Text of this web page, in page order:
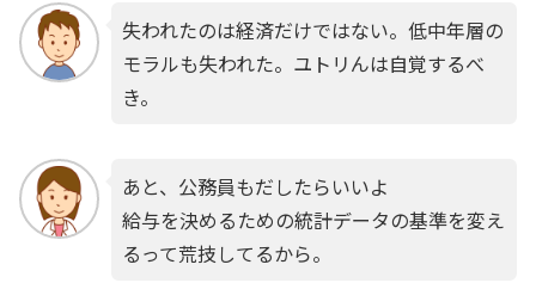
失われたのは経済だけではない。低中年層の
モラルも失われた。ユトリんは自覚するべ
き。
あと、公務員もだしたらいいよ
給与を決めるための統計データの基準を変え
るって荒技してるから。